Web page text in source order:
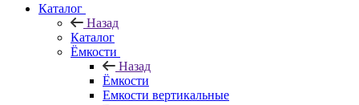
Каталог
Назад
Каталог
Ёмкости
Назад
Ёмкости
Емкости вертикальные